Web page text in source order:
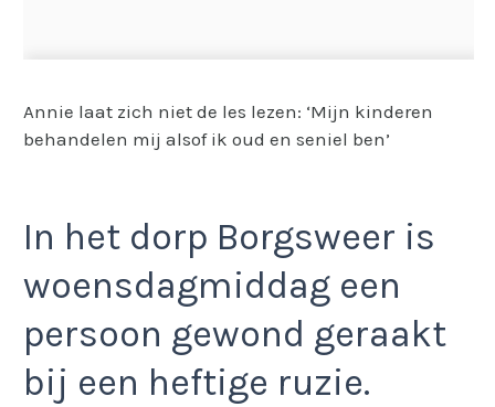
Annie laat zich niet de les lezen: ‘Mijn kinderen
behandelen mij alsof ik oud en seniel ben’
In het dorp Borgsweer is
woensdagmiddag een
persoon gewond geraakt
bij een heftige ruzie.